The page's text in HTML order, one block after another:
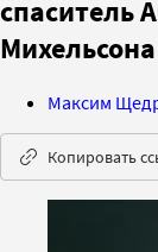
спаситель
Михельсона
Максим
Копировать